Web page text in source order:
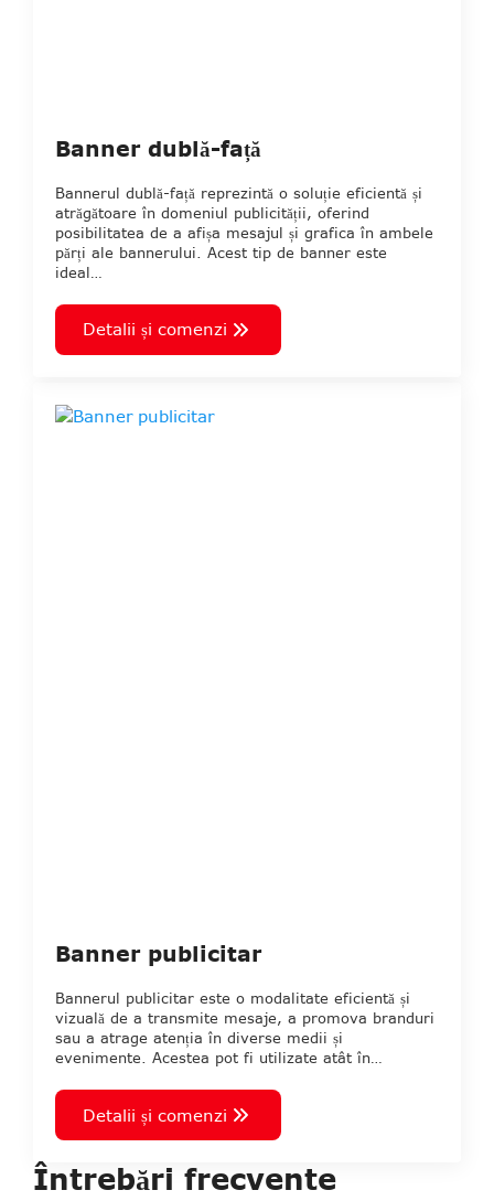
Banner dublă-față
Bannerul dublă-față reprezintă o soluție eficientă și
atrăgătoare în domeniul publicității, oferind
posibilitatea de a afișa mesajul și grafica în ambele
părți ale bannerului. Acest tip de banner este
ideal…
Detalii și comenzi
Banner publicitar
Bannerul publicitar este o modalitate eficientă și
vizuală de a transmite mesaje, a promova branduri
sau a atrage atenția în diverse medii și
evenimente. Acestea pot fi utilizate atât în…
Detalii și comenzi
Întrebări frecvente